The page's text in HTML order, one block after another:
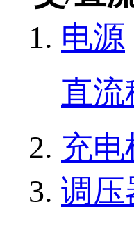
电源
直流
充电
调压